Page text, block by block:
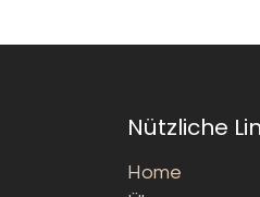
Nützliche
Home